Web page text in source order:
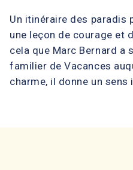
Un itinéraire des paradis
une leçon de courage et
cela que Marc Bernard a
familier de Vacances
charme, il donne un sens